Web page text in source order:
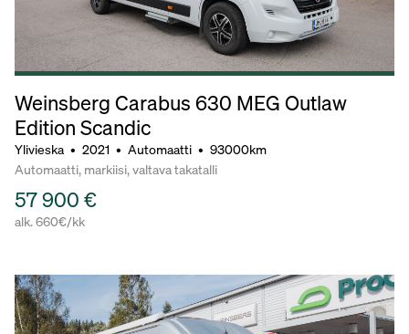
Weinsberg Carabus 630 MEG Outlaw
Edition Scandic
Ylivieska • 2021 • Automaatti • 93000km
Automaatti, markiisi, valtava takatalli
57 900 €
alk. 660€/kk